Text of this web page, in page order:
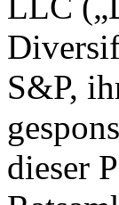
S&P,
dieser